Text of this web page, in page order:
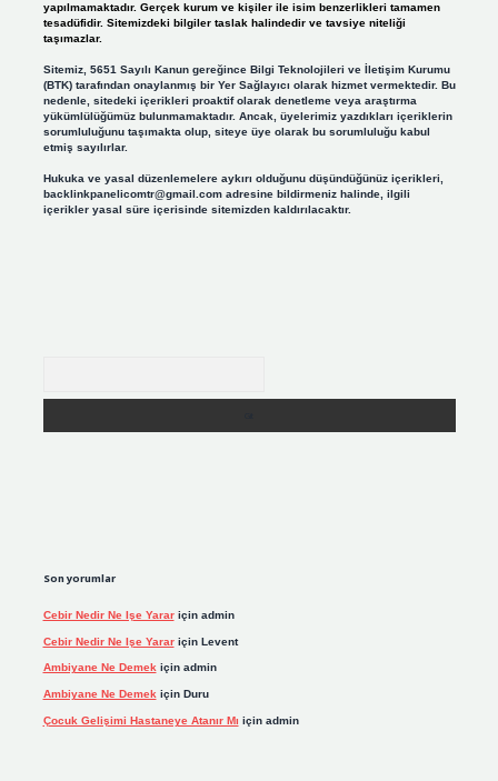
yapılmamaktadır. Gerçek kurum ve kişiler ile isim benzerlikleri tamamen
tesadüfidir. Sitemizdeki bilgiler taslak halindedir ve tavsiye niteliği
taşımazlar.
Sitemiz, 5651 Sayılı Kanun gereğince Bilgi Teknolojileri ve İletişim Kurumu
(BTK) tarafından onaylanmış bir Yer Sağlayıcı olarak hizmet vermektedir. Bu
nedenle, sitedeki içerikleri proaktif olarak denetleme veya araştırma
yükümlülüğümüz bulunmamaktadır. Ancak, üyelerimiz yazdıkları içeriklerin
sorumluluğunu taşımakta olup, siteye üye olarak bu sorumluluğu kabul
etmiş sayılırlar.
Hukuka ve yasal düzenlemelere aykırı olduğunu düşündüğünüz içerikleri,
backlinkpanelicomtr@gmail.comadresine bildirmeniz halinde, ilgili
içerikler yasal süre içerisinde sitemizden kaldırılacaktır.
Son yorumlar
Cebir Nedir Ne Işe Yarariçin admin
Cebir Nedir Ne Işe Yarariçin Levent
Ambiyane Ne Demekiçin admin
Ambiyane Ne Demek için Duru
Çocuk Gelişimi Hastaneye Atanır Mı için admin